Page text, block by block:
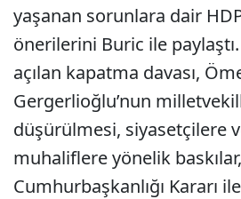
yaşanan sorunlara dair
önerilerini Buric ile paylaştı.
açılan kapatma davası,
Gergerlioğlu’nun
düşürülmesi, siyasetçilere
muhaliflere yönelik baskılar,
Cumhurbaşkanlığı Kararı